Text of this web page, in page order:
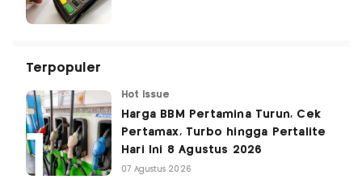
Terpopuler
Hot Issue
Harga BBM Pertamina Turun, Cek
Pertamax, Turbo hingga Pertalite
Hari Ini 8 Agustus 2026
07 Agustus 2026